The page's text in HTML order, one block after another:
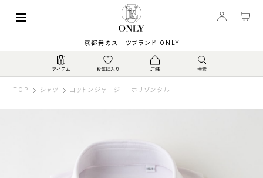
京都発のスーツブランド ONLY
TOP シャツ コットンジャージー ホリゾンタル